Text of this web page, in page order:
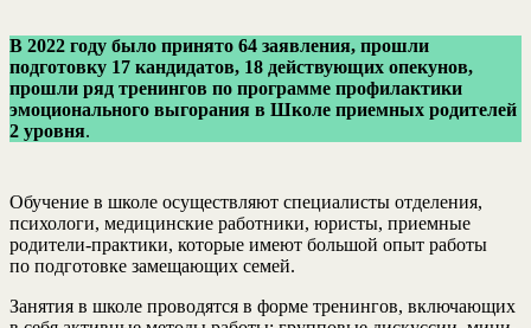
В 2022 году было принято 64 заявления, прошли
подготовку 17 кандидатов, 18 действующих опекунов,
прошли ряд тренингов по программе профилактики
эмоционального выгорания в Школе приемных родителей
2 уровня.
Обучение в школе осуществляют специалисты отделения,
психологи, медицинские работники, юристы, приемные
родители-практики, которые имеют большой опыт работы
по подготовке замещающих семей.
Занятия в школе проводятся в форме тренингов, включающих